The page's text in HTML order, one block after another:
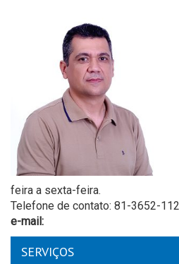
feira a sexta-feira.
Telefone de contato: 81-3652-
e-mail:
SERVIÇOS